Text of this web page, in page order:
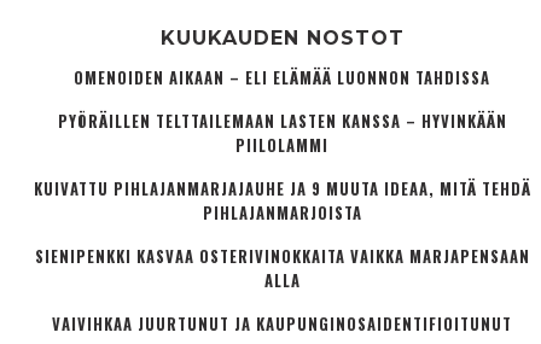
KUUKAUDEN NOSTOT
OMENOIDEN AIKAAN – ELI ELÄMÄÄ LUONNON TAHDISSA
PYÖRÄILLEN TELTTAILEMAAN LASTEN KANSSA – HYVINKÄÄN
PIILOLAMMI
KUIVATTU PIHLAJANMARJAJAUHE JA 9 MUUTA IDEAA, MITÄ TEHDÄ
PIHLAJANMARJOISTA
SIENIPENKKI KASVAA OSTERIVINOKKAITA VAIKKA MARJAPENSAAN
ALLA
VAIVIHKAA JUURTUNUT JA KAUPUNGINOSA­IDENTIFIOITUNUT